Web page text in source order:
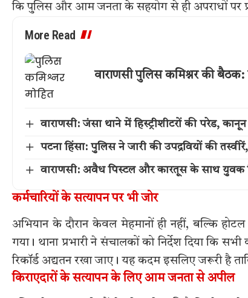
कि पुलिस और आम जनता के सहयोग से ही अपराधों पर
More Read
वाराणसी पुलिस कमिश्नर की बैठक:
वाराणसी: जंसा थाने में हिस्ट्रीशीटरों की परेड,
पटना हिंसा: पुलिस ने जारी की उपद्रवियों की
वाराणसी: अवैध पिस्टल और कारतूस के साथ युवक
कर्मचारियों के सत्यापन पर भी जोर
अभियान के दौरान केवल मेहमानों ही नहीं, बल्कि होटल
गया। थाना प्रभारी ने संचालकों को निर्देश दिया कि
रिकॉर्ड अद्यतन रखा जाए। यह कदम इसलिए जरूरी है
किराएदारों के सत्यापन के लिए आम जनता से अपील